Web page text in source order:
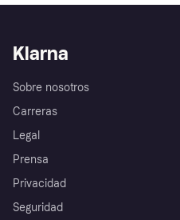
Klarna
Sobre nosotros
Carreras
Legal
Prensa
Privacidad
Seguridad